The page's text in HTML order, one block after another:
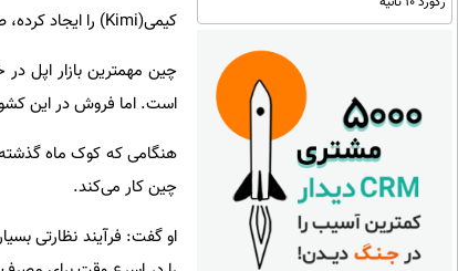
کیمی(Kimi) را ایجاد کرده، صحبت کرده است.
است. اما فروش در این
هنگامی که کوک ماه
چین کار می‌کند.
او گفت: فرآیند نظارتی